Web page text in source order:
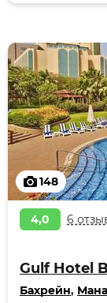
148
4,0 6
Gulf Hotel
Бахрейн,